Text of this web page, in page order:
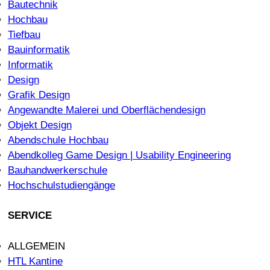
Bautechnik
Hochbau
Tiefbau
Bauinformatik
Informatik
Design
Grafik Design
Angewandte Malerei und Oberflächendesign
Objekt Design
Abendschule Hochbau
Abendkolleg Game Design | Usability Engineering
Bauhandwerkerschule
Hochschulstudiengänge
SERVICE
ALLGEMEIN
HTL Kantine